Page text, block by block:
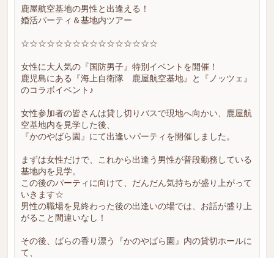
鹿屋航空基地の男性と出逢える！
婚活パーティ＆基地内ツアー
☆☆☆☆☆☆☆☆☆☆☆☆☆☆☆☆
女性に大人気の『国防男子』特別イベントを開催！
鹿児島にある『海上自衛隊 鹿屋航空基地』と『ノッツェ』
のコラボイベント♪
女性参加者の皆さんは貸し切りバスで現地へ向かい、鹿屋航
空基地内を見学した後、
『かのやばら園』にて出逢いパーティを開催しました。
まずは女性だけで、これから出逢う男性が普段勤務している
基地内を見学。
この後のパーティに向けて、だんだん気持ちが盛り上がって
いきます☆
男性の職場を見終わった後の出逢いの場では、お話が盛り上
がること間違いなし！
その後、ばらの香り漂う『かのやばら園』内の貸切ホールに
て、